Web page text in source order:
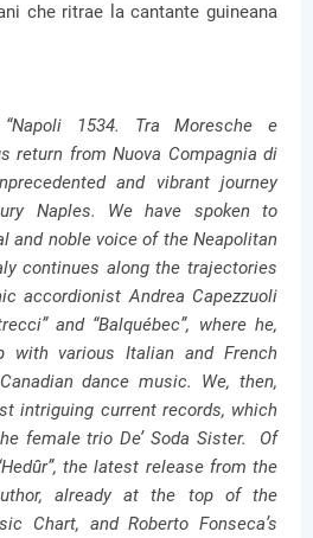
che ritrae la cantante guineana
1534. Tra Moresche e
return from Nuova Compagnia di
and vibrant journey
Naples. We have spoken to
and noble voice of the Neapolitan
continues along the trajectories
accordionist Andrea Capezzuoli
and “Balquébec”, where he,
with various Italian and French
dance music. We, then,
intriguing current records, which
female trio De’ Soda Sister. Of
the latest release from the
already at the top of the
Chart, and Roberto Fonseca’s